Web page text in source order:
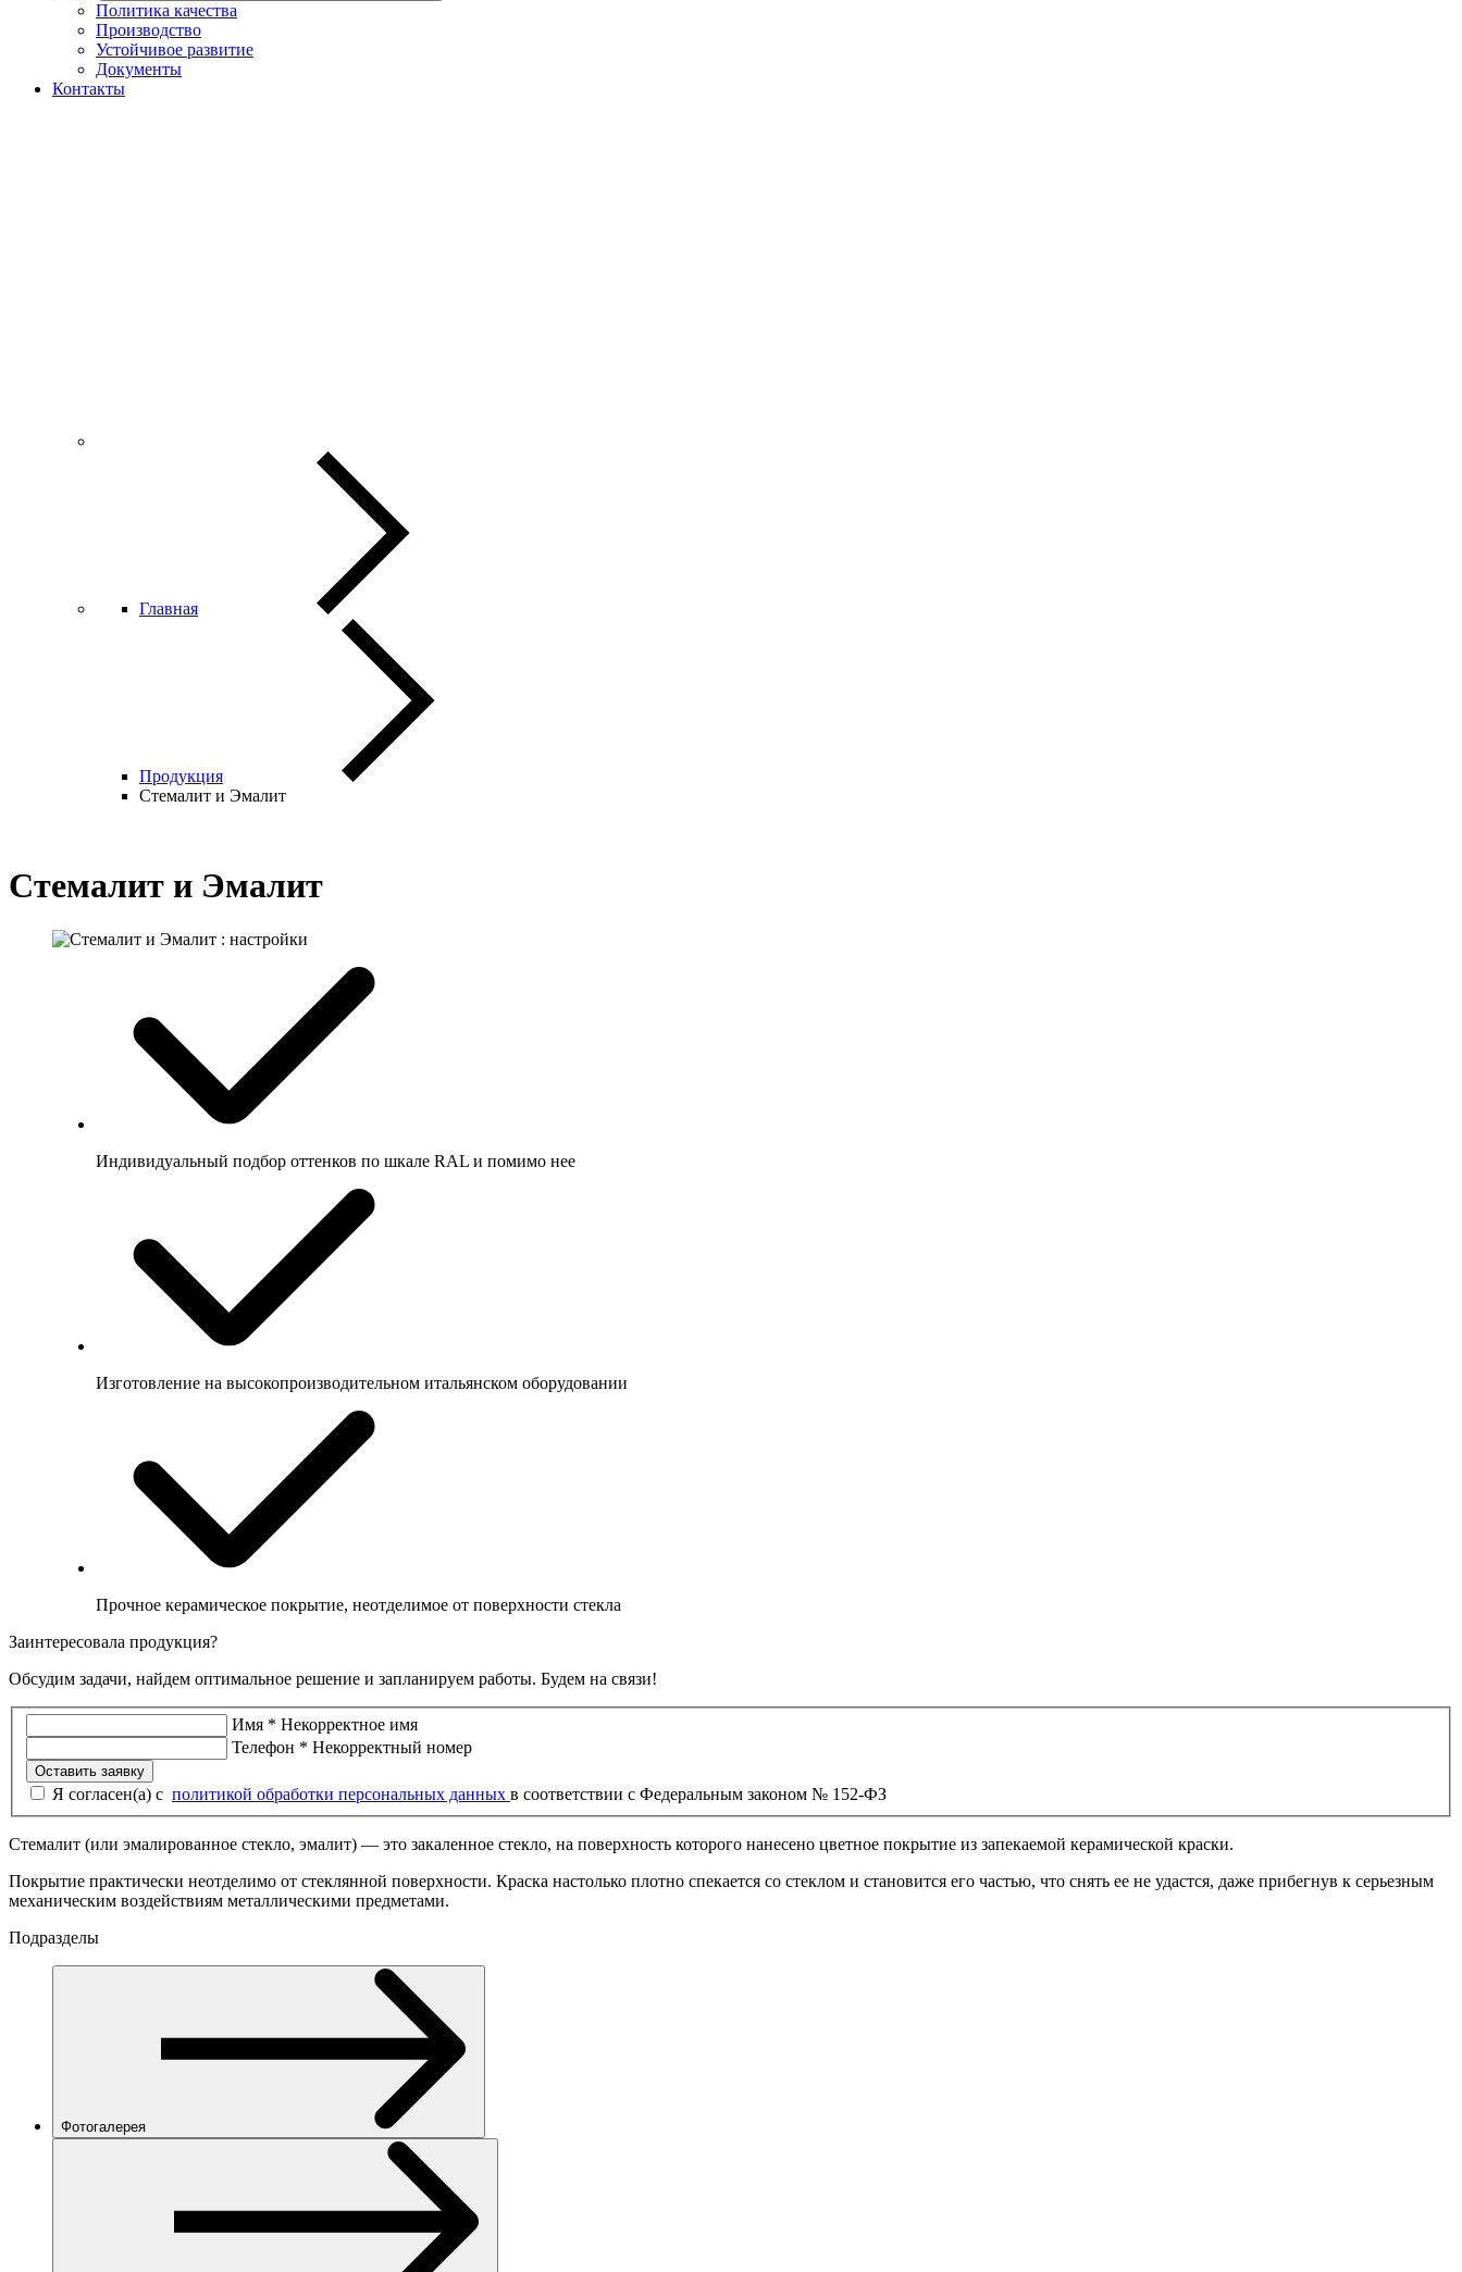
Политика качества
Производство
Устойчивое развитие
Документы
Контакты
Главная
Продукция
Стемалит и Эмалит
Стемалит и Эмалит
Индивидуальный подбор оттенков по шкале RAL и помимо нее
Изготовление на высокопроизводительном итальянском оборудовании
Прочное керамическое покрытие, неотделимое от поверхности стекла
Заинтересовала продукция?
Обсудим задачи, найдем оптимальное решение и запланируем работы. Будем на связи!
Имя * Некорректное имя
Телефон * Некорректный номер
Оставить заявку
Я согласен(а) с политикой обработки персональных данных в соответствии с Федеральным законом № 152-ФЗ
Стемалит (или эмалированное стекло, эмалит) — это закаленное стекло, на поверхность которого нанесено цветное покрытие из запекаемой керамической краски.
Покрытие практически неотделимо от стеклянной поверхности. Краска настолько плотно спекается со стеклом и становится его частью, что снять ее не удастся, даже прибегнув к серьезным
механическим воздействиям металлическими предметами.
Подразделы
Фотогалерея